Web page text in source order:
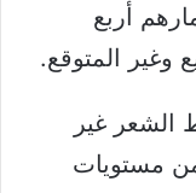
أربع
المتوقع.
الشعر غير
من مستويات